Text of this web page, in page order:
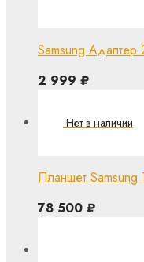
Samsung Адаптер
2 999 ₽
Планшет
78 500 ₽